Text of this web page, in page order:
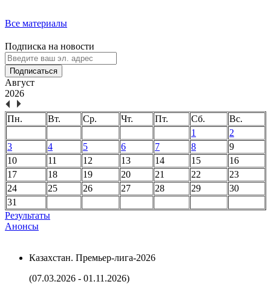
Все материалы
Подписка на новости
Подписаться
Август
2026
Пн. Вт. Ср. Чт. Пт. Сб.
Вс.
1
2
3
4 5 6 7 8
9
10
11 12 13 14 15
16
17
18 19 20 21 22
23
24
25 26 27 28 29
30
31
Результаты
Анонсы
Казахстан. Премьер-лига-2026
(07.03.2026 - 01.11.2026)